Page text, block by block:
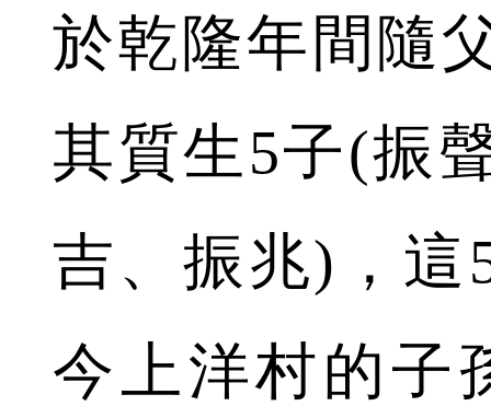
於乾隆年間隨
其質生5子(振
吉、振兆)，這
今上洋村的子